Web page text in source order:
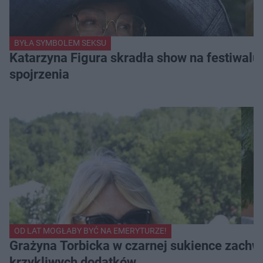
BYŁA SYMBOLEM SEKSU
Katarzyna Figura skradła show na
spojrzenia
OD LAT MOGŁABY BYĆ NA EMERYTURZE!
Grażyna Torbicka w czarnej sukience